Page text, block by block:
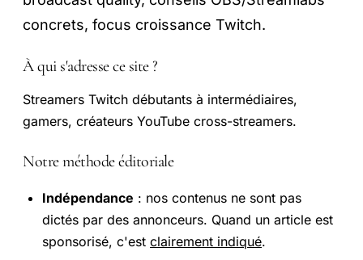
concrets, focus croissance Twitch.
À qui s'adresse ce site ?
Streamers Twitch débutants à intermédiaires,
gamers, créateurs YouTube cross-streamers.
Notre méthode éditoriale
Indépendance : nos contenus ne sont pas
dictés par des annonceurs. Quand un article est
sponsorisé, c'est clairement indiqué.